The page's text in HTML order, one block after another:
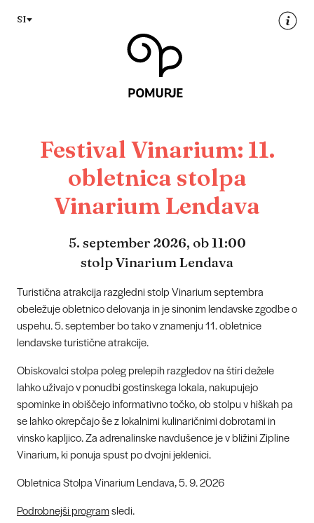
vsebino
SI
Festival Vinarium: 11.
obletnica stolpa
Vinarium Lendava
5. september 2026, ob 11:00
stolp Vinarium Lendava
Turistična atrakcija razgledni stolp Vinarium septembra
obeležuje obletnico delovanja in je sinonim lendavske zgodbe o
uspehu. 5. september bo tako v znamenju 11. obletnice
lendavske turistične atrakcije.
Obiskovalci stolpa poleg prelepih razgledov na štiri dežele
lahko uživajo v ponudbi gostinskega lokala, nakupujejo
spominke in obiščejo informativno točko, ob stolpu v hiškah pa
se lahko okrepčajo še z lokalnimi kulinaričnimi dobrotami in
vinsko kapljico. Za adrenalinske navdušence je v bližini Zipline
Vinarium, ki ponuja spust po dvojni jeklenici.
Obletnica Stolpa Vinarium Lendava, 5. 9. 2026
Podrobnejši programsledi.